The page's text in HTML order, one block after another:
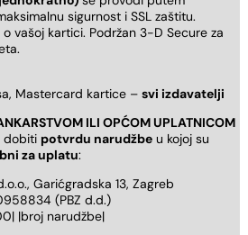
sigurnost i SSL zaštitu.
vašoj kartici. Podržan 3-D Secure za
Mastercard kartice – svi izdavatelji
ILI OPĆOM UPLATNICOM
dobiti potvrdu narudžbe u kojoj su
za uplatu:
Garićgradska 13, Zagreb
(PBZ d.d.)
|broj narudžbe|